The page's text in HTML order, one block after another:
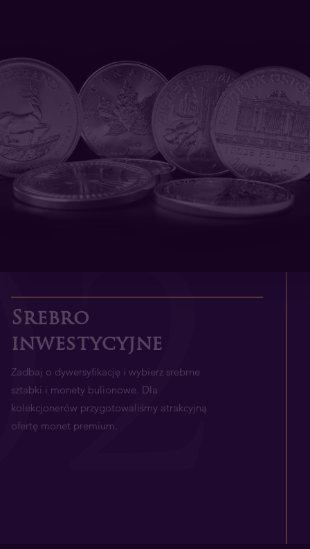
Srebro
inwestycyjne
Zadbaj o dywersyfikację i wybierz srebrne
sztabki i monety bulionowe. Dla
kolekcjonerów przygotowaliśmy atrakcyjną
ofertę monet premium.
2